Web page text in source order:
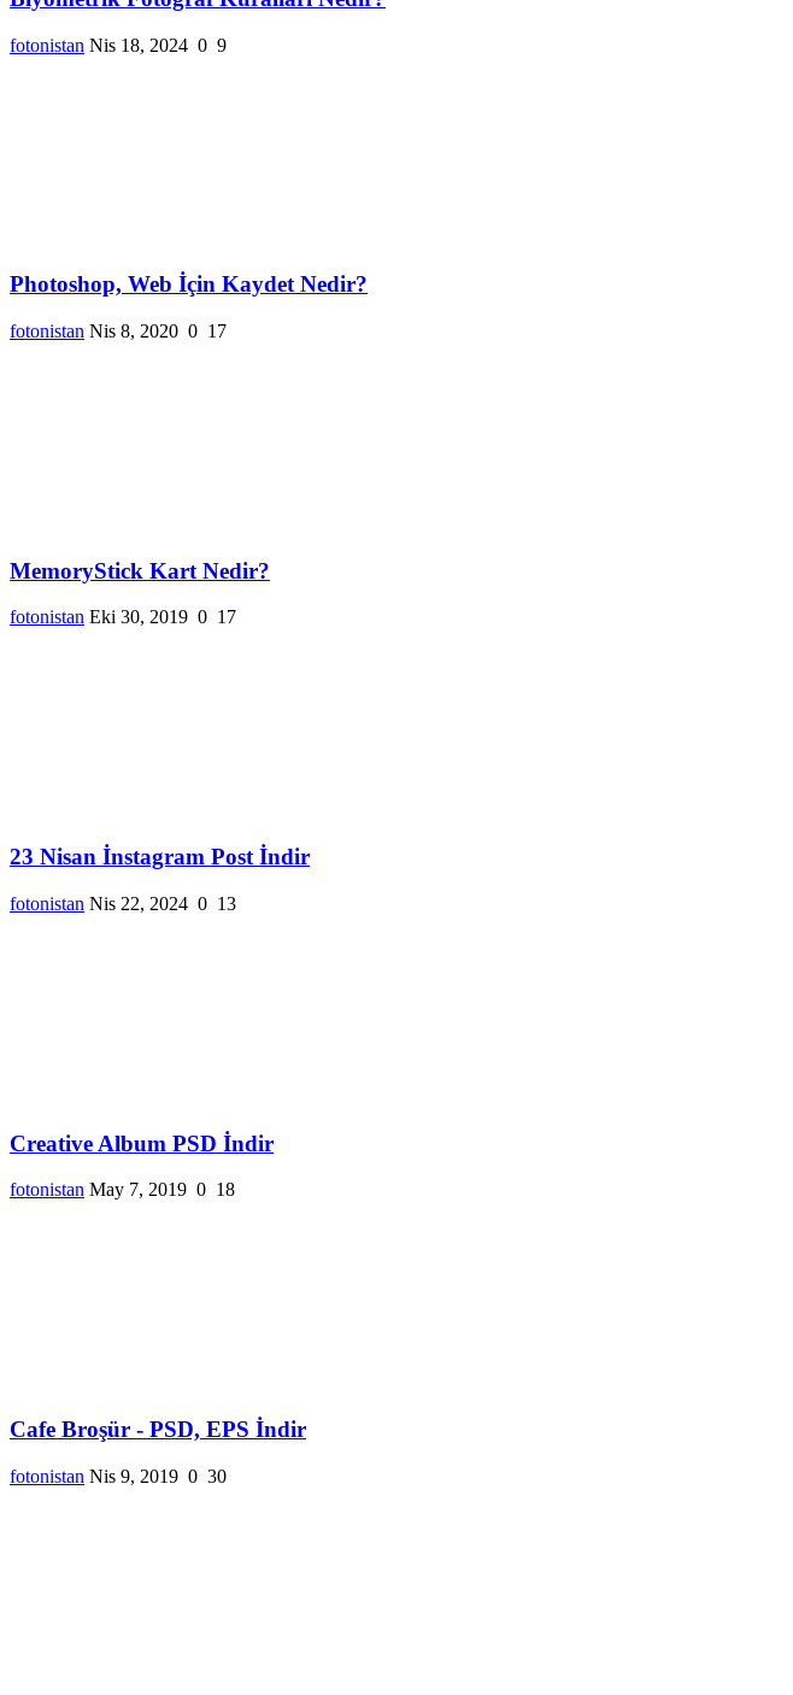
fotonistan Nis 18, 2024 0 9
Photoshop, Web İçin Kaydet Nedir?
fotonistan Nis 8, 2020 0 17
MemoryStick Kart Nedir?
fotonistan Eki 30, 2019 0 17
23 Nisan İnstagram Post İndir
fotonistan Nis 22, 2024 0 13
Creative Album PSD İndir
fotonistan May 7, 2019 0 18
Cafe Broşür - PSD, EPS İndir
fotonistan Nis 9, 2019 0 30